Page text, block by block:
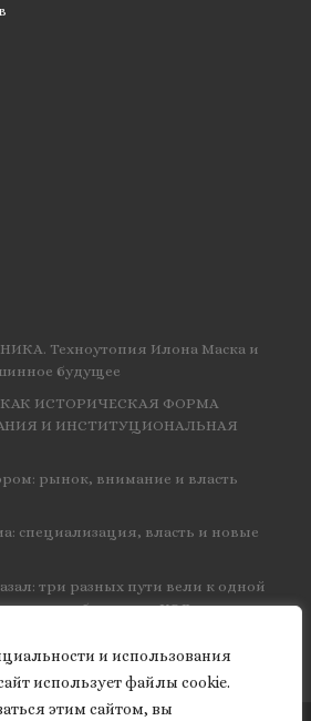
и использования
использует файлы cookie.
этим сайтом, вы
Техноутопия Илона Маска и
будущее
ИСТОРИЧЕСКАЯ ФОРМА
И ИНСТИТУЦИОНАЛЬНАЯ
рынок, внимание и власть
специализация, власть и новые
три разных пути вели к одной
объединил КЭД